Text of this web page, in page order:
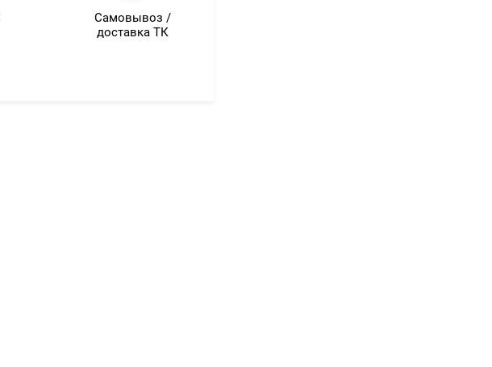
Самовывоз /
доставка ТК